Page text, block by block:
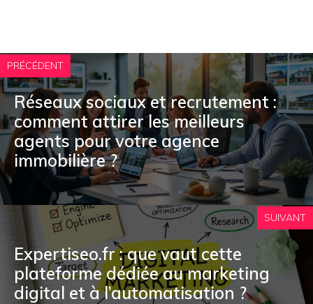
PRÉCÉDENT
Réseaux sociaux et recrutement :
comment attirer les meilleurs
agents pour votre agence
immobilière ?
SUIVANT
Expertiseo.fr : que vaut cette
plateforme dédiée au marketing
digital et à l’automatisation ?